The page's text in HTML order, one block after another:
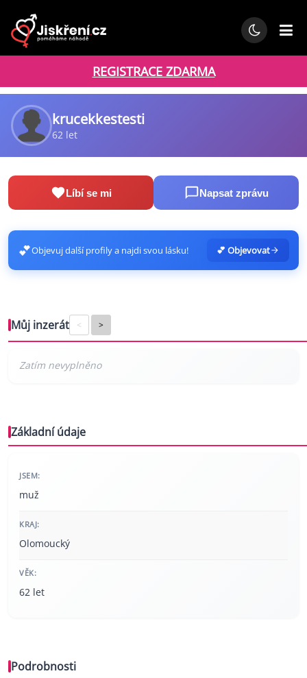
REGISTRACE ZDARMA
krucekkestesti
62 let
Líbí se mi Napsat zprávu
💕Objevuj další profily a najdi svou lásku! 💕 Objevovat
Můj inzerát < >
Základní údaje
JSEM:
muž
KRAJ:
Olomoucký
VĚK:
62 let
Podrobnosti